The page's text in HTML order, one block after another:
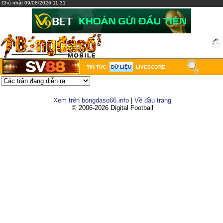
Chủ nhật 09/08/2026 11:31
TIN TỨC DỮ LIỆU LIVESCORE
Xem trên bongdaso66.info
Về đầu trang
© 2006-2026 Digital Football